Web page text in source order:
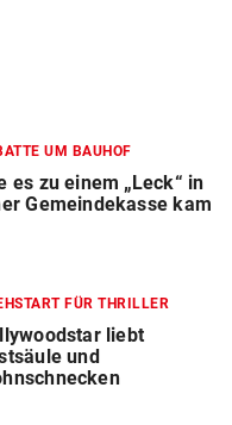
UM BAUHOF
es zu einem „Leck“ in
Gemeindekasse kam
FÜR THRILLER
liebt
und